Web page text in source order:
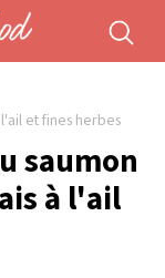
et fines herbes
saumon
à l'ail